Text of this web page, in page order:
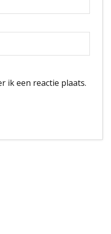
ik een reactie plaats.